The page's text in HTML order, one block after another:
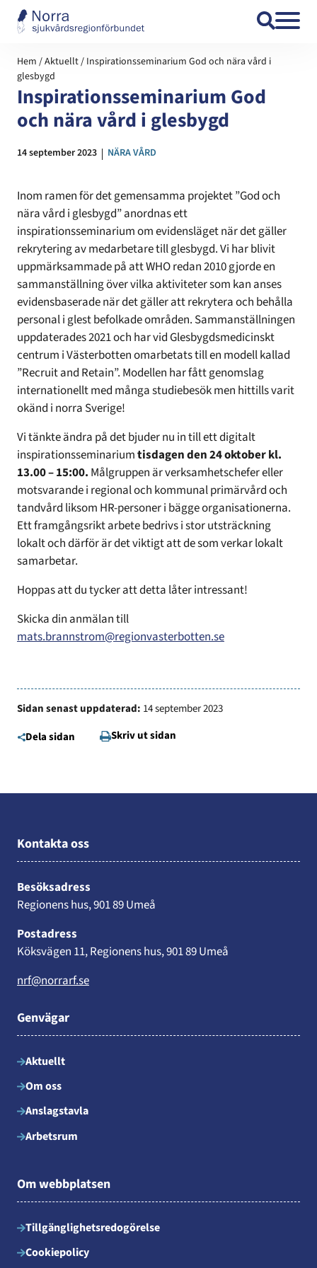
Hem /Aktuellt/ Inspirationsseminarium God och nära vård i
glesbygd
Inspirationsseminarium God
och nära vård i glesbygd
Datum:
14 september 2023 Kategori:
NÄRA VÅRD
Inom ramen för det gemensamma projektet ”God och
nära vård i glesbygd” anordnas ett
inspirationsseminarium om evidensläget när det gäller
rekrytering av medarbetare till glesbygd. Vi har blivit
uppmärksammade på att WHO redan 2010 gjorde en
sammanställning över vilka aktiviteter som kan anses
evidensbaserade när det gäller att rekrytera och behålla
personal i glest befolkade områden. Sammanställningen
uppdaterades 2021 och har vid Glesbygdsmedicinskt
centrum i Västerbotten omarbetats till en modell kallad
”Recruit and Retain”. Modellen har fått genomslag
internationellt med många studiebesök men hittills varit
okänd i norra Sverige!
Vi tänkte ändra på det bjuder nu in till ett digitalt
inspirationsseminariumtisdagen den 24 oktober kl.
13.00 – 15:00. Målgruppen är verksamhetschefer eller
motsvarande i regional och kommunal primärvård och
tandvård liksom HR-personer i bägge organisationerna.
Ett framgångsrikt arbete bedrivs i stor utsträckning
lokalt och därför är det viktigt att de som verkar lokalt
samarbetar.
Hoppas att du tycker att detta låter intressant!
Skicka din anmälan till
mats.brannstrom@regionvasterbotten.se
Sidan senast uppdaterad: 14 september 2023
Dela sidan
Skriv ut sidan
Kontakta oss
Besöksadress
Regionens hus, 901 89 Umeå
Postadress
Köksvägen 11, Regionens hus, 901 89 Umeå
nrf@norrarf.se
Genvägar
Aktuellt
Om oss
Anslagstavla
Arbetsrum
Om webbplatsen
Tillgänglighetsredogörelse
Cookiepolicy